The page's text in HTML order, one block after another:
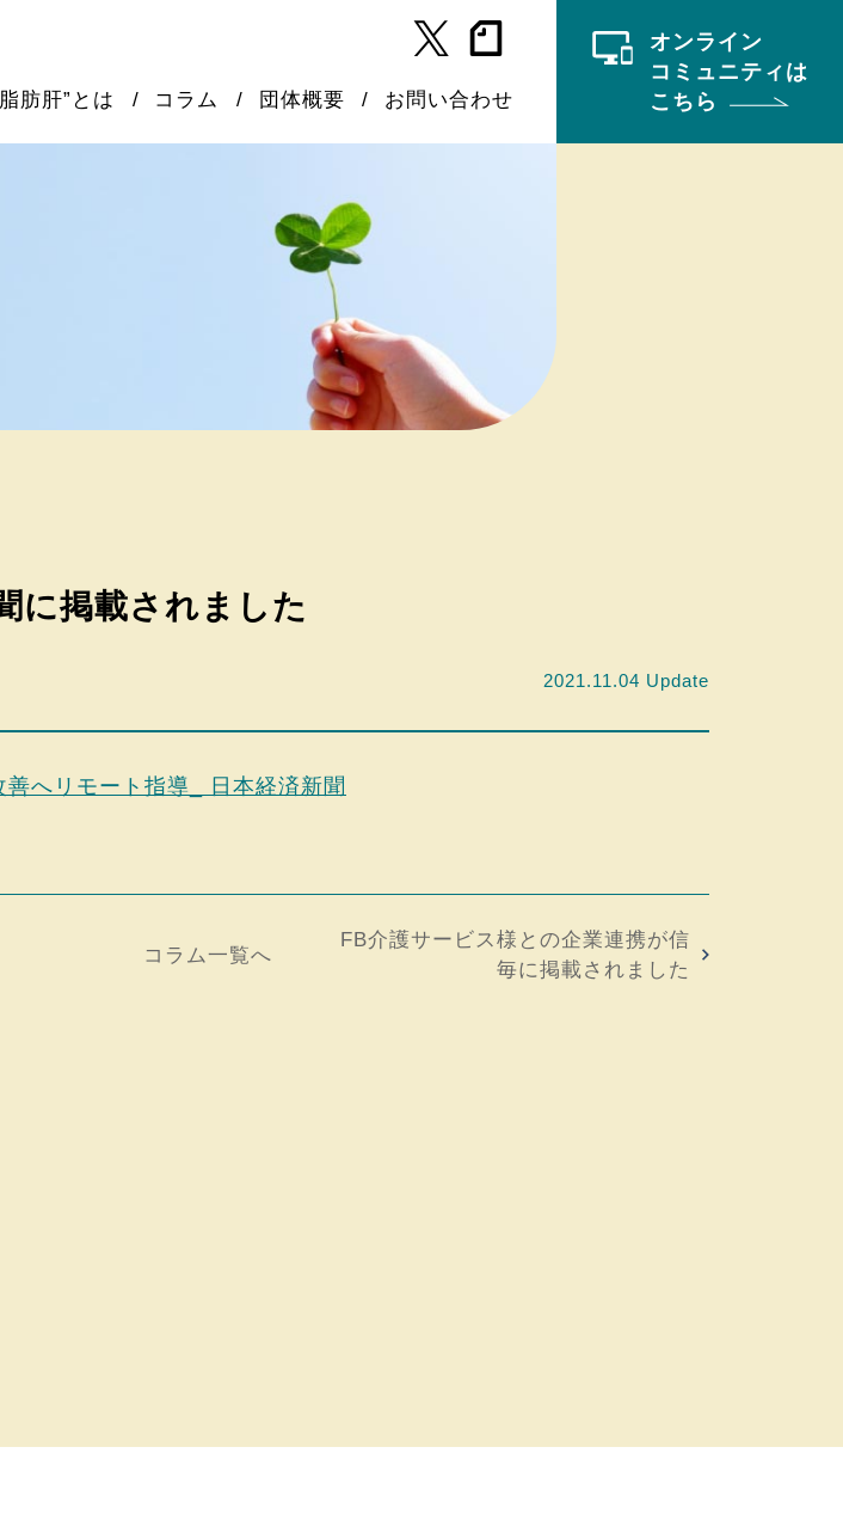
肪肝”とは コラム 団体概要 お問い合わせ
オンライン
コミュニティは
こちら
に掲載されました
2021.11.04 Update
へリモート指導_ 日本経済新聞
コラム一覧へ
FB介護サービス様との企業連携が信
毎に掲載されました